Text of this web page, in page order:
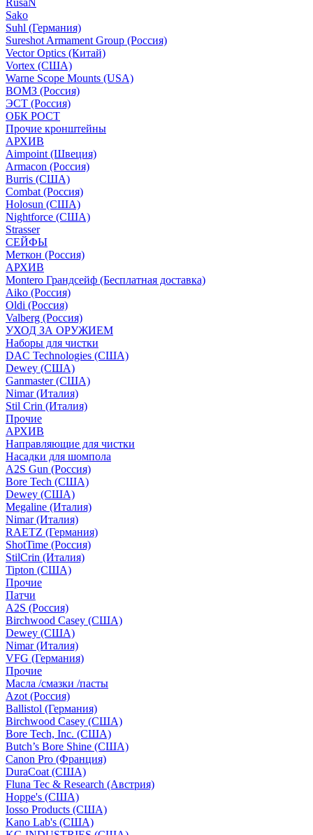
RusaN
Sako
Suhl (Германия)
Sureshot Armament Group (Россия)
Vector Optics (Китай)
Vortex (США)
Warne Scope Mounts (USA)
ВОМЗ (Россия)
ЭСТ (Россия)
ОБК РОСТ
Прочие кронштейны
АРХИВ
Aimpoint (Швеция)
Armacon (Россия)
Burris (США)
Combat (Россия)
Holosun (США)
Nightforce (США)
Strasser
СЕЙФЫ
Меткон (Россия)
АРХИВ
Montero Грандсейф (Бесплатная доставка)
Aiko (Россия)
Oldi (Россия)
Valberg (Россия)
УХОД ЗА ОРУЖИЕМ
Наборы для чистки
DAC Technologies (США)
Dewey (США)
Ganmaster (США)
Nimar (Италия)
Stil Crin (Италия)
Прочие
АРХИВ
Направляющие для чистки
Насадки для шомпола
A2S Gun (Россия)
Bore Tech (США)
Dewey (США)
Megaline (Италия)
Nimar (Италия)
RAETZ (Германия)
ShotTime (Россия)
StilCrin (Италия)
Tipton (США)
Прочие
Патчи
A2S (Россия)
Birchwood Casey (США)
Dewey (США)
Nimar (Италия)
VFG (Германия)
Прочие
Масла /смазки /пасты
Azot (Россия)
Ballistol (Германия)
Birchwood Casey (США)
Bore Tech, Inc. (США)
Butch’s Bore Shine (СШA)
Canon Pro (Франция)
DuraCoat (США)
Fluna Tec & Research (Австрия)
Hoppe's (США)
Iosso Products (США)
Kano Lab's (США)